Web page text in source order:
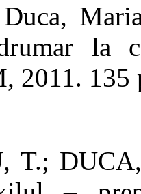
la
2011.
T.;